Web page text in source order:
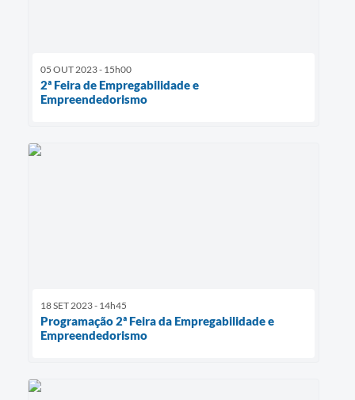
05 OUT 2023 - 15h00
2ª Feira de Empregabilidade e
Empreendedorismo
18 SET 2023 - 14h45
Programação 2ª Feira da Empregabilidade e
Empreendedorismo